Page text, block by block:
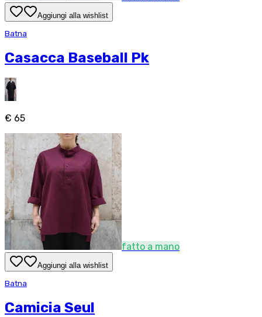
Aggiungi alla wishlist
Batna
Casacca Baseball Pk
€ 65
fatto a mano
Aggiungi alla wishlist
Batna
Camicia Seul